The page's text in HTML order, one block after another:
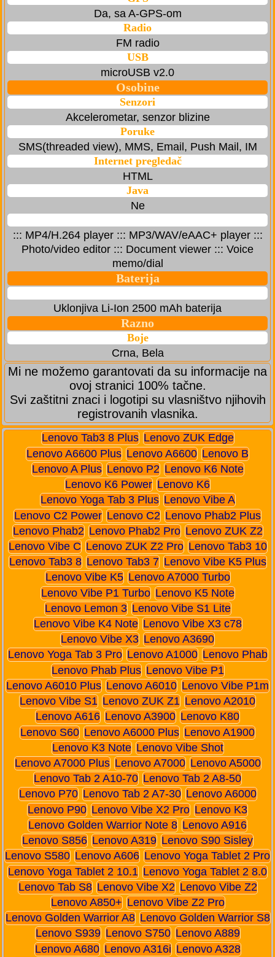
Da, sa A-GPS-om
Radio
FM radio
USB
microUSB v2.0
Osobine
Senzori
Akcelerometar, senzor blizine
Poruke
SMS(threaded view), MMS, Email, Push Mail, IM
Internet pregledač
HTML
Java
Ne
::: MP4/H.264 player ::: MP3/WAV/eAAC+ player :::
Photo/video editor ::: Document viewer ::: Voice
memo/dial
Baterija
Uklonjiva Li-Ion 2500 mAh baterija
Razno
Boje
Crna, Bela
Mi ne možemo garantovati da su informacije na
ovoj stranici 100% tačne.
Svi zaštitni znaci i logotipi su vlasništvo njihovih
registrovanih vlasnika.
Lenovo Tab3 8 Plus Lenovo ZUK Edge
Lenovo A6600 Plus Lenovo A6600 Lenovo B
Lenovo A Plus Lenovo P2 Lenovo K6 Note
Lenovo K6 Power Lenovo K6
Lenovo Yoga Tab 3 Plus Lenovo Vibe A
Lenovo C2 Power Lenovo C2 Lenovo Phab2 Plus
Lenovo Phab2 Lenovo Phab2 Pro Lenovo ZUK Z2
Lenovo Vibe C Lenovo ZUK Z2 Pro Lenovo Tab3 10
Lenovo Tab3 8 Lenovo Tab3 7 Lenovo Vibe K5 Plus
Lenovo Vibe K5 Lenovo A7000 Turbo
Lenovo Vibe P1 Turbo Lenovo K5 Note
Lenovo Lemon 3 Lenovo Vibe S1 Lite
Lenovo Vibe K4 Note Lenovo Vibe X3 c78
Lenovo Vibe X3 Lenovo A3690
Lenovo Yoga Tab 3 Pro Lenovo A1000 Lenovo Phab
Lenovo Phab Plus Lenovo Vibe P1
Lenovo A6010 Plus Lenovo A6010 Lenovo Vibe P1m
Lenovo Vibe S1 Lenovo ZUK Z1 Lenovo A2010
Lenovo A616 Lenovo A3900 Lenovo K80
Lenovo S60 Lenovo A6000 Plus Lenovo A1900
Lenovo K3 Note Lenovo Vibe Shot
Lenovo A7000 Plus Lenovo A7000 Lenovo A5000
Lenovo Tab 2 A10-70 Lenovo Tab 2 A8-50
Lenovo P70 Lenovo Tab 2 A7-30 Lenovo A6000
Lenovo P90 Lenovo Vibe X2 Pro Lenovo K3
Lenovo Golden Warrior Note 8 Lenovo A916
Lenovo S856 Lenovo A319 Lenovo S90 Sisley
Lenovo S580 Lenovo A606 Lenovo Yoga Tablet 2 Pro
Lenovo Yoga Tablet 2 10.1 Lenovo Yoga Tablet 2 8.0
Lenovo Tab S8 Lenovo Vibe X2 Lenovo Vibe Z2
Lenovo A850+ Lenovo Vibe Z2 Pro
Lenovo Golden Warrior A8 Lenovo Golden Warrior S8
Lenovo S939 Lenovo S750 Lenovo A889
Lenovo A680 Lenovo A316i Lenovo A328